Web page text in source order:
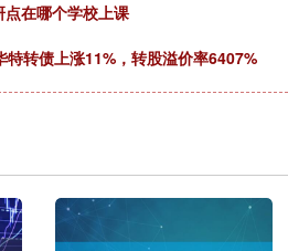
在哪个学校上课
特转债上涨11%，转股溢价率6407%